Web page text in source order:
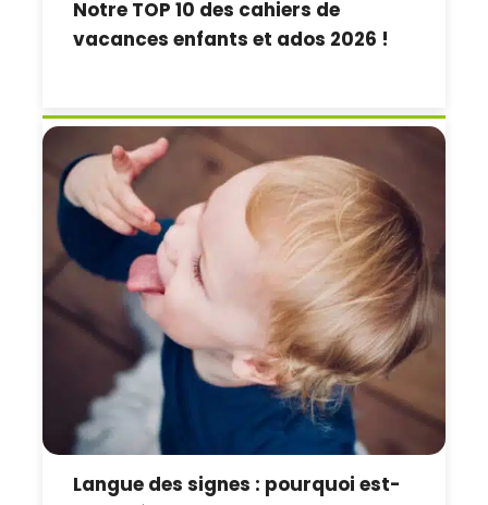
Notre TOP 10 des cahiers de
vacances enfants et ados 2026 !
Langue des signes : pourquoi est-